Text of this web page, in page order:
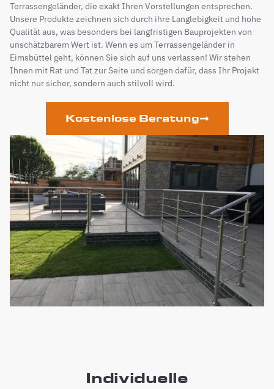
Terrassengeländer, die exakt Ihren Vorstellungen entsprechen.
Unsere Produkte zeichnen sich durch ihre Langlebigkeit und hohe
Qualität aus, was besonders bei langfristigen Bauprojekten von
unschätzbarem Wert ist. Wenn es um Terrassengeländer in
Eimsbüttel geht, können Sie sich auf uns verlassen! Wir stehen
Ihnen mit Rat und Tat zur Seite und sorgen dafür, dass Ihr Projekt
nicht nur sicher, sondern auch stilvoll wird.
Kostenlose Beratung
Individuelle